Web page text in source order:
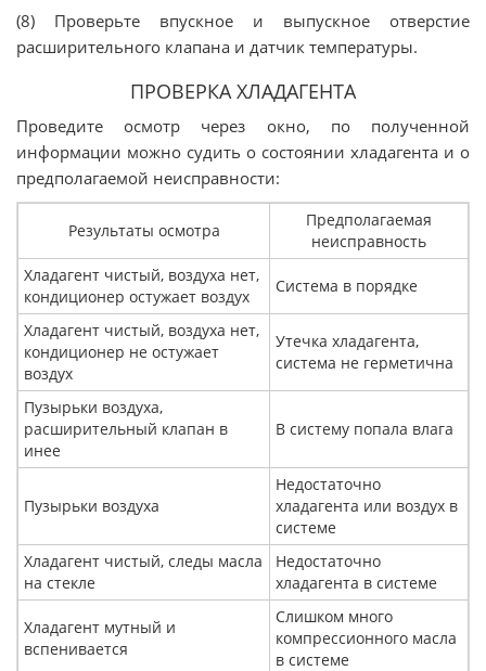
(8) Проверьте впускное и выпускное отверстие
расширительного клапана и датчик температуры.
ПРОВЕРКА ХЛАДАГЕНТА
Проведите осмотр через окно, по полученной
информации можно судить о состоянии хладагента и о
предполагаемой неисправности:
Результаты осмотра
Предполагаемая
неисправность
Хладагент чистый, воздуха нет,
кондиционер остужает воздух
Система в порядке
Хладагент чистый, воздуха нет,
кондиционер не остужает
воздух
Утечка хладагента,
система не герметична
Пузырьки воздуха,
расширительный клапан в
инее
В систему попала влага
Пузырьки воздуха
Недостаточно
хладагента или воздух в
системе
Хладагент чистый, следы масла
на стекле
Недостаточно
хладагента в системе
Хладагент мутный и
вспенивается
Слишком много
компрессионного масла
в системе